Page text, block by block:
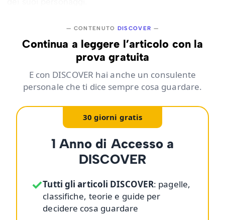
— CONTENUTO DISCOVER —
Continua a leggere l’articolo con la
prova gratuita
E con DISCOVER hai anche un consulente
personale che ti dice sempre cosa guardare.
30 giorni gratis
1 Anno di Accesso a
DISCOVER
✓Tutti gli articoli DISCOVER: pagelle,
classifiche, teorie e guide per
decidere cosa guardare